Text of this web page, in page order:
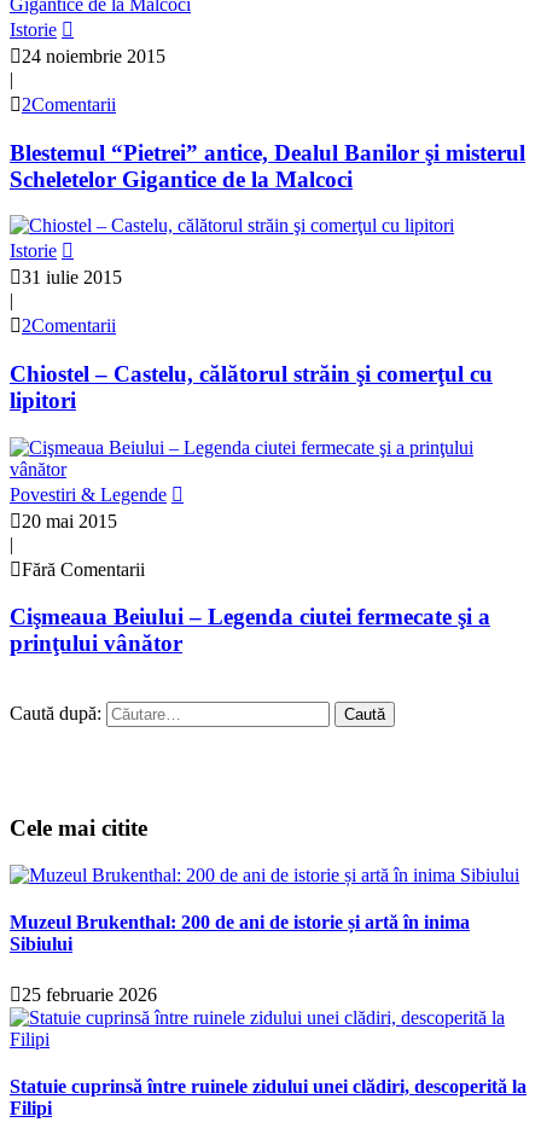
Istorie
24 noiembrie 2015
|
2Comentarii
Blestemul “Pietrei” antice, Dealul Banilor şi misterul
Scheletelor Gigantice de la Malcoci
Istorie
31 iulie 2015
|
2Comentarii
Chiostel – Castelu, călătorul străin şi comerţul cu
lipitori
Povestiri & Legende
20 mai 2015
|
Fără Comentarii
Cişmeaua Beiului – Legenda ciutei fermecate şi a
prinţului vânător
Caută după:
Cele mai citite
Muzeul Brukenthal: 200 de ani de istorie și artă în inima
Sibiului
25 februarie 2026
Statuie cuprinsă între ruinele zidului unei clădiri, descoperită la
Filipi